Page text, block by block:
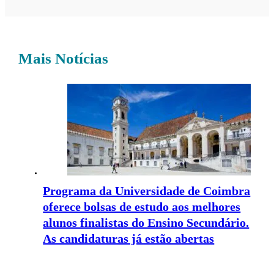
Mais Notícias
Programa da Universidade de Coimbra
oferece bolsas de estudo aos melhores
alunos finalistas do Ensino Secundário.
As candidaturas já estão abertas